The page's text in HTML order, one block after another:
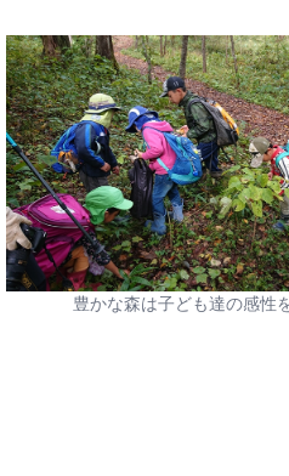
豊かな森は子ども達の感性